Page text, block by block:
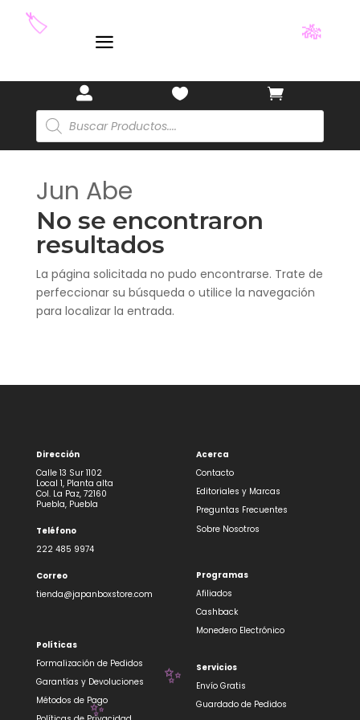
a
 

Búsqueda
de
productos
Jun Abe
No se encontraron
resultados
La página solicitada no pudo encontrarse. Trate de
perfeccionar su búsqueda o utilice la navegación
para localizar la entrada.
Dirección
Calle 13 Sur 1102
Local 1, Planta alta
Col. La Paz, 72160
Puebla, Puebla
Teléfono
222 485 9974
Correo
tienda@japanboxstore.com
Políticas
Formalización de Pedidos
Garantías y Devoluciones
Métodos de Pago
Acerca
Contacto
Editoriales y Marcas
Preguntas Frecuentes
Sobre Nosotros
Programas
Afiliados
Cashback
Monedero Electrónico
Servicios
Envío Gratis
Guardado de Pedidos
✨
🎋
🏷️